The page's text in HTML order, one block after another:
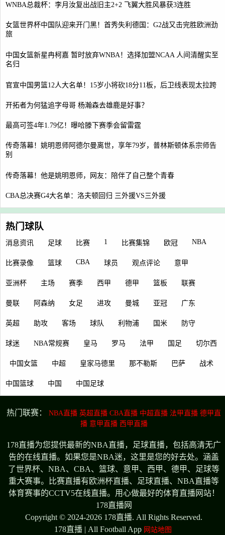
WNBA总裁杯：李月汝复出战旧主2+2 飞翼大胜风暴获3连胜
女篮世界杯中国队迎来开门黑！首秀失利德国：G2战又击完胜欧洲劲
旅
中国女篮新星冉柯嘉 暂时放弃WNBA！选择加盟NCAA 人间清醒实至
名归
官宣中国男篮12人大名单！15岁小将砍18分11板，后卫线表现太拉跨
开拓者为何猛追字母哥 杨瀚森去雄鹿是好事？
最高可签4年1.79亿！曝哈滕下赛季会留雷霆
传奇落幕！姚明恩师阿德尔曼离世，享年79岁，普林斯顿体系宗师告
别
传奇落幕！他是姚明恩师，网友：陪伴了自己整个青春
CBA总决赛G4大名单：洛夫顿回归 三外援VS三外援
热门球队
消息资讯 足球 比赛 1 比赛集锦 欧冠 NBA
比赛录像 篮球 CBA 球员 观点评论 意甲
亚洲杯 主场 赛季 西甲 德甲 篮板 联赛
曼联 阿森纳 女足 进攻 曼城 亚冠 广东
英超 助攻 客场 球队 利物浦 国米 防守
球迷 NBA常规赛 皇马 罗马 法甲 国足 切尔西
中国女篮 中超 皇家马德里 那不勒斯 巴萨 战术
中国篮球 中国 中国足球
热门联赛： NBA直播 英超直播 CBA直播 中超直播 法甲直播 德甲直
播 意甲直播 西甲直播
178直播为您提供最新的NBA直播，足球直播，包括高清无广
告的在线直播。如果您是NBA迷，这里是您的好去处。涵盖
了世界杯、NBA、CBA、篮球、意甲、西甲、德甲、足球等
重大赛事。比赛直播有欧洲杯直播、足球直播、NBA直播等
体育赛事的CCTV5在线直播。用心做最好的体育直播网站！
178直播网
Copyright © 2024-2026 178直播. All Rights Reserved.
178直播 | All Football App 网站地图